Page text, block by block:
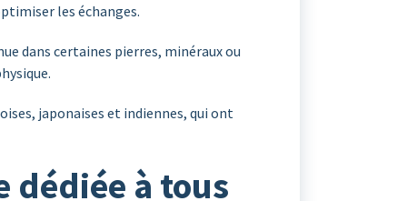
les échanges.
dans certaines pierres, minéraux ou
japonaises et indiennes, qui ont
à tous